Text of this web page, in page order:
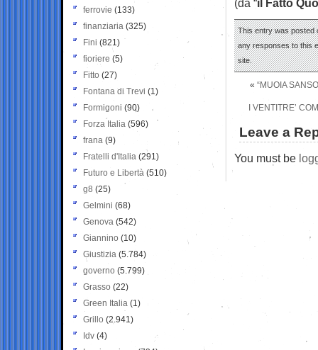
(da “il Fatto
This entry was posted
any responses to this
site.
« “MUOIA
I VENTITRE’
Leave a
You must be
ferrovie (133)
finanziaria (325)
Fini (821)
fioriere (5)
Fitto (27)
Fontana di Trevi (1)
Formigoni (90)
Forza Italia (596)
frana (9)
Fratelli d'Italia (291)
Futuro e Libertà (510)
g8 (25)
Gelmini (68)
Genova (542)
Giannino (10)
Giustizia (5.784)
governo (5.799)
Grasso (22)
Green Italia (1)
Grillo (2.941)
Idv (4)